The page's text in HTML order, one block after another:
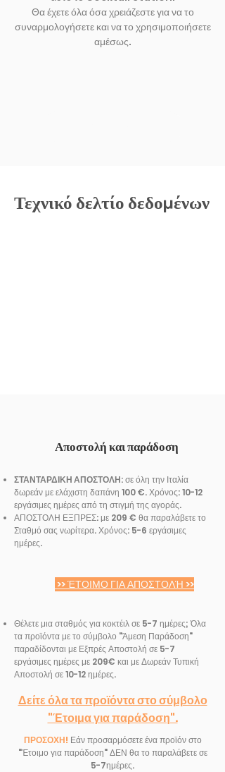
Θα έχετε όλα όσα χρειάζεστε για να το
συναρμολογήσετε και να το χρησιμοποιήσετε
αμέσως.
Τεχνικό δελτίο δεδομένων
Αποστολή και παράδοση
ΣΤΑΝΤΑΡΔΙΚΗ ΑΠΟΣΤΟΛΗ: σε όλη την Ιταλία
δωρεάν με ελάχιστη δαπάνη 100 €. Χρόνος: 10-12
εργάσιμες ημέρες από τη στιγμή της αγοράς.
ΑΠΟΣΤΟΛΗ ΕΞΠΡΕΣ: με 209 € θα παραλάβετε το
Σταθμό σας νωρίτερα. Χρόνος: 5-6 εργάσιμες
ημέρες.
>> ΈΤΟΙΜΟ ΓΙΑ ΑΠΟΣΤΟΛΉ >>
Θέλετε μια σταθμός για κοκτέιλ σε 5-7 ημέρες; Όλα
τα προϊόντα με το σύμβολο "Άμεση Παράδοση"
παραδίδονται με Εξπρές Αποστολή σε 5-7
εργάσιμες ημέρες με 209€ και με Δωρεάν Τυπική
Αποστολή σε 10-12 ημέρες.
Δείτε όλα τα προϊόντα στο σύμβολο
"Έτοιμα για παράδοση".
ΠΡΟΣΟΧΗ! Εάν προσαρμόσετε ένα προϊόν στο
"Έτοιμο για παράδοση" ΔΕΝ θα το παραλάβετε σε
5-7ημέρες.